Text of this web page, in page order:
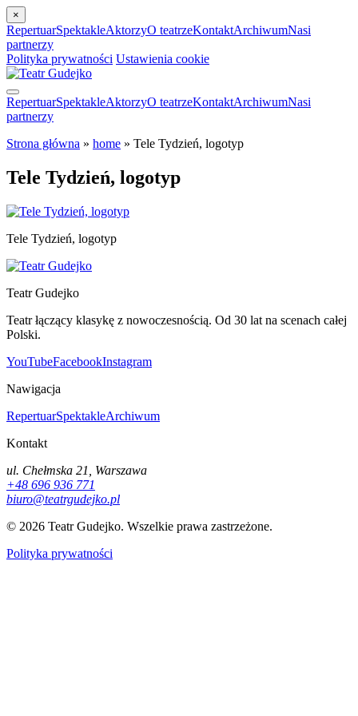
×
RepertuarSpektakleAktorzyO teatrzeKontaktArchiwumNasi
partnerzy
Polityka prywatności Ustawienia cookie
RepertuarSpektakleAktorzyO teatrzeKontaktArchiwumNasi
partnerzy
Strona główna » home » Tele Tydzień, logotyp
Tele Tydzień, logotyp
Tele Tydzień, logotyp
Teatr Gudejko
Teatr łączący klasykę z nowoczesnością. Od 30 lat na scenach całej
Polski.
YouTubeFacebookInstagram
Nawigacja
RepertuarSpektakleArchiwum
Kontakt
ul. Chełmska 21, Warszawa
+48 696 936 771
biuro@teatrgudejko.pl
© 2026 Teatr Gudejko. Wszelkie prawa zastrzeżone.
Polityka prywatności